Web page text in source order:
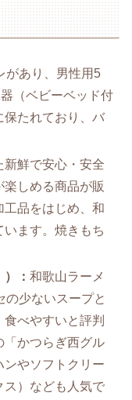
があり、男性用5
（ベビーベッド付
保たれており、バ
鮮で安心・安全
しめる商品が販
品をはじめ、和
ます。焼きもち
）：和歌山ラーメ
の少ないスープと
べやすいと評判
「かつらぎ西グル
ンやソフトクリー
ス）なども人気で